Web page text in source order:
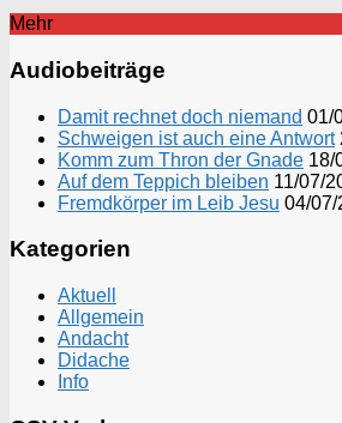
Mehr
Audiobeiträge
Damit rechnet doch niemand 01/
Schweigen ist auch eine Antwort
Komm zum Thron der Gnade 18/
Auf dem Teppich bleiben 11/07/
Fremdkörper im Leib Jesu 04/07/
Kategorien
Aktuell
Allgemein
Andacht
Didache
Info